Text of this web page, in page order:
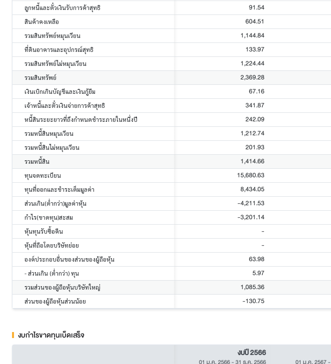
ลูกหนี้และตั๋วเงินรับการค้าสุทธิ 91.54
สินค้าคงเหลือ 604.51
รวมสินทรัพย์หมุนเวียน 1,144.84
ที่ดินอาคารและอุปกรณ์สุทธิ 133.97
รวมสินทรัพย์ไม่หมุนเวียน 1,224.44
รวมสินทรัพย์ 2,369.28
เงินเบิกเกินบัญชีและเงินกู้ยืม 67.16
เจ้าหนี้และตั๋วเงินจ่ายการค้าสุทธิ 341.87
หนี้สินระยะยาวที่ถึงกำหนดชำระภายในหนึ่งปี 242.09
รวมหนี้สินหมุนเวียน 1,212.74
รวมหนี้สินไม่หมุนเวียน 201.93
รวมหนี้สิน 1,414.66
ทุนจดทะเบียน 15,680.63
ทุนที่ออกและชำระเต็มมูลค่า 8,434.05
ส่วนเกิน(ต่ำกว่า)มูลค่าหุ้น -4,211.53
กำไร(ขาดทุน)สะสม -3,201.14
หุ้นทุนรับซื้อคืน -
หุ้นที่ถือโดยบริษัทย่อย -
องค์ประกอบอื่นของส่วนของผู้ถือหุ้น 63.98
- ส่วนเกิน (ต่ำกว่า) ทุน 5.97
รวมส่วนของผู้ถือหุ้นบริษัทใหญ่ 1,085.36
ส่วนของผู้ถือหุ้นส่วนน้อย -130.75
งบกำไรขาดทุนเบ็ดเสร็จ
งบปี 2566